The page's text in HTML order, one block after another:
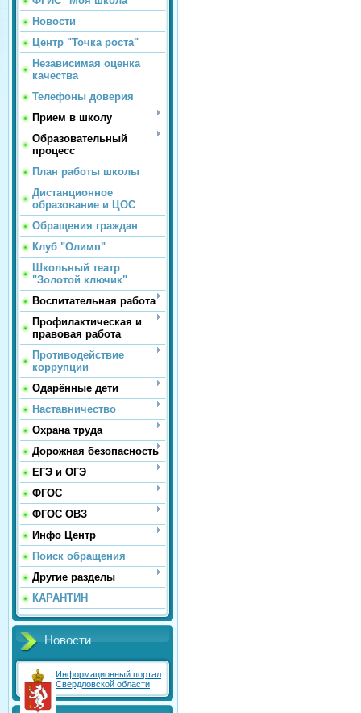
Новости
Центр "Точка роста"
Независимая оценка
качества
Телефоны доверия
Прием в школу
Образовательный
процесс
План работы школы
Дистанционное
образование и ЦОС
Обращения граждан
Клуб "Олимп"
Школьный театр
"Золотой ключик"
Воспитательная работа
Профилактическая и
правовая работа
Противодействие
коррупции
Одарённые дети
Наставничество
Охрана труда
Дорожная безопасность
ЕГЭ и ОГЭ
ФГОС
ФГОС ОВЗ
Инфо Центр
Поиск обращения
Другие разделы
КАРАНТИН
Новости
Информационный портал
Свердловской области